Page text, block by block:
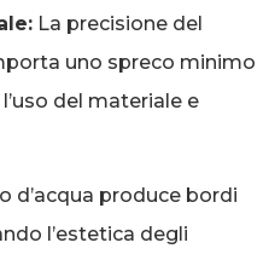
La precisione del
uno spreco minimo
del materiale e
d’acqua produce bordi
l’estetica degli